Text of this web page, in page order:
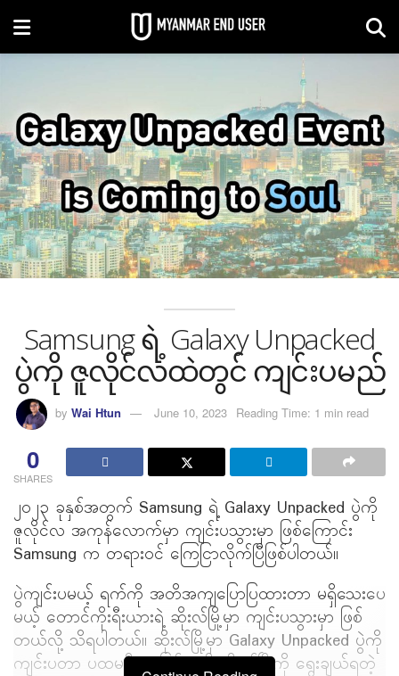
Samsung ရဲ့ Galaxy Unpacked
ပွဲကို ဇူလိုင်လထဲတွင် ကျင်းပမည်
by Wai Htun June 10, 2023 Reading Time: 1 min read
0
SHARES
၂၀၂၃ ခုနှစ်အတွက် Samsung ရဲ့ Galaxy Unpacked ပွဲကို
ဇူလိုင်လ အကုန်လောက်မှာ ကျင်းပသွားမှာ ဖြစ်ကြောင်း
Samsung က တရားဝင် ကြေငြာလိုက်ပြီဖြစ်ပါတယ်။
ပွဲကျင်းပမယ့် ရက်ကို အတိအကျပြောပြထားတာ မရှိသေးပေ
မယ့် တောင်ကိုးရီးယားရဲ့ ဆိုးလ်မြို့မှာ ကျင်းပသွားမှာ ဖြစ်
တယ်လို့ သိရပါတယ်။ ဆိုးလ်မြို့မှာ Galaxy Unpacked ပွဲကို
ကျင်းပတာ ပထမဦးဆုံးဖြစ်သလို ဆိုးလ်မြို့ကို ရွေးချယ်ရတဲ့